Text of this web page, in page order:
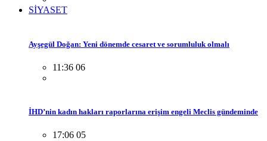
SİYASET
Ayşegül Doğan: Yeni dönemde cesaret ve sorumluluk olmalı
11:36 06
İHD’nin kadın hakları raporlarına erişim engeli Meclis gündeminde
17:06 05